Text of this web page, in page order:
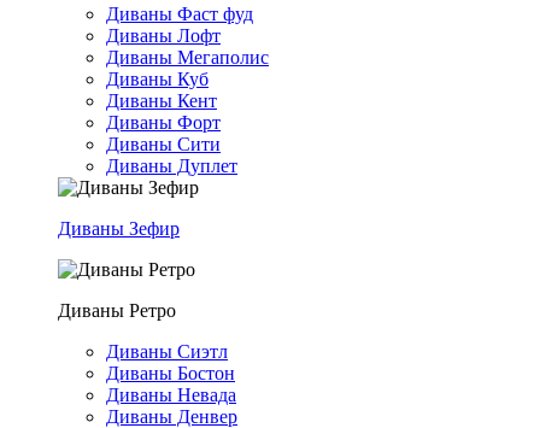
Диваны Фаст фуд
Диваны Лофт
Диваны Мегаполис
Диваны Куб
Диваны Кент
Диваны Форт
Диваны Сити
Диваны Дуплет
Диваны Зефир
Диваны Ретро
Диваны Сиэтл
Диваны Бостон
Диваны Невада
Диваны Денвер